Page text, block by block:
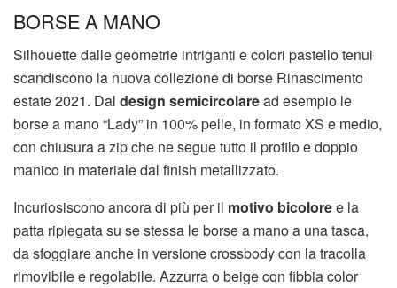
BORSE A MANO
Silhouette dalle geometrie intriganti e colori pastello tenui
scandiscono la nuova collezione di borse Rinascimento
estate 2021. Dal design semicircolaread esempio le
borse a mano “Lady” in 100% pelle, in formato XS e medio,
con chiusura a zip che ne segue tutto il profilo e doppio
manico in materiale dal finish metallizzato.
Incuriosiscono ancora di più per il motivo bicoloree la
patta ripiegata su se stessa le borse a mano a una tasca,
da sfoggiare anche in versione crossbody con la tracolla
rimovibile e regolabile. Azzurra o beige con fibbia color